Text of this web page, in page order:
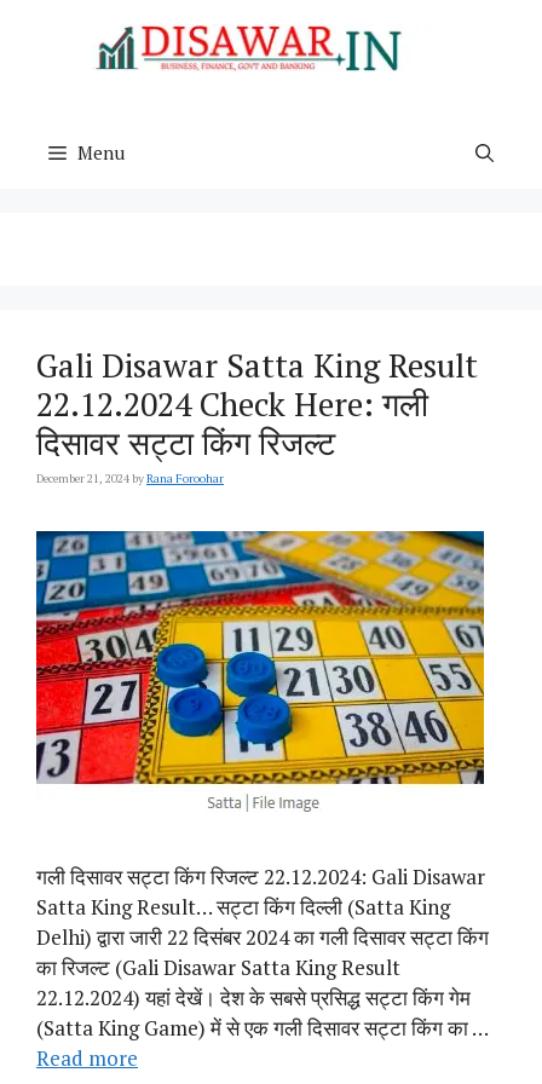
Menu
Gali Disawar Satta King Result
22.12.2024 Check Here: गली
दिसावर सट्टा किंग रिजल्ट
December 21, 2024byRana Foroohar
गली दिसावर सट्टा किंग रिजल्ट 22.12.2024: Gali Disawar
Satta King Result… सट्टा किंग दिल्ली (Satta King
Delhi) द्वारा जारी 22 दिसंबर 2024 का गली दिसावर सट्टा किंग
का रिजल्ट (Gali Disawar Satta King Result
22.12.2024) यहां देखें। देश के सबसे प्रसिद्ध सट्टा किंग गेम
(Satta King Game) में से एक गली दिसावर सट्टा किंग का …
Read more